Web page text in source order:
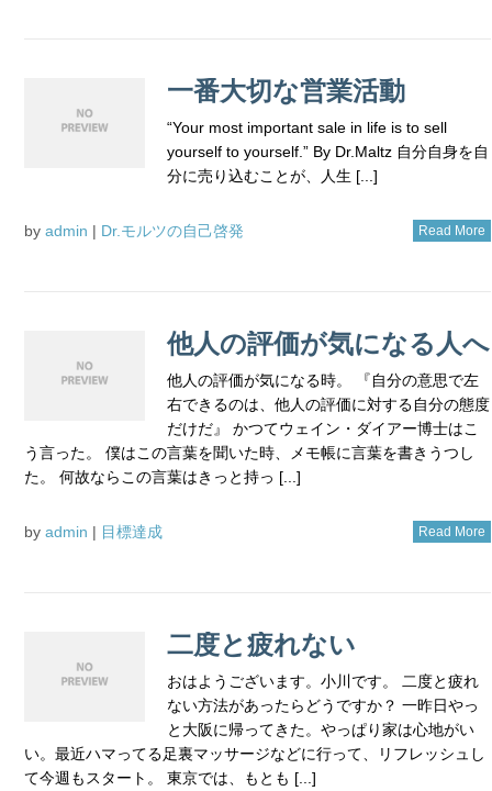
一番大切な営業活動
“Your most important sale in life is to sell
yourself to yourself.” By Dr.Maltz 自分自身を自
分に売り込むことが、人生 [...]
by admin | Dr.モルツの自己啓発 Read More
他人の評価が気になる人へ
他人の評価が気になる時。 『自分の意思で左
右できるのは、他人の評価に対する自分の態度
だけだ』 かつてウェイン・ダイアー博士はこ
う言った。 僕はこの言葉を聞いた時、メモ帳に言葉を書きうつし
た。 何故ならこの言葉はきっと持っ [...]
by admin | 目標達成 Read More
二度と疲れない
おはようございます。小川です。 二度と疲れ
ない方法があったらどうですか？ 一昨日やっ
と大阪に帰ってきた。やっぱり家は心地がい
い。最近ハマってる足裏マッサージなどに行って、リフレッシュし
て今週もスタート。 東京では、もとも [...]